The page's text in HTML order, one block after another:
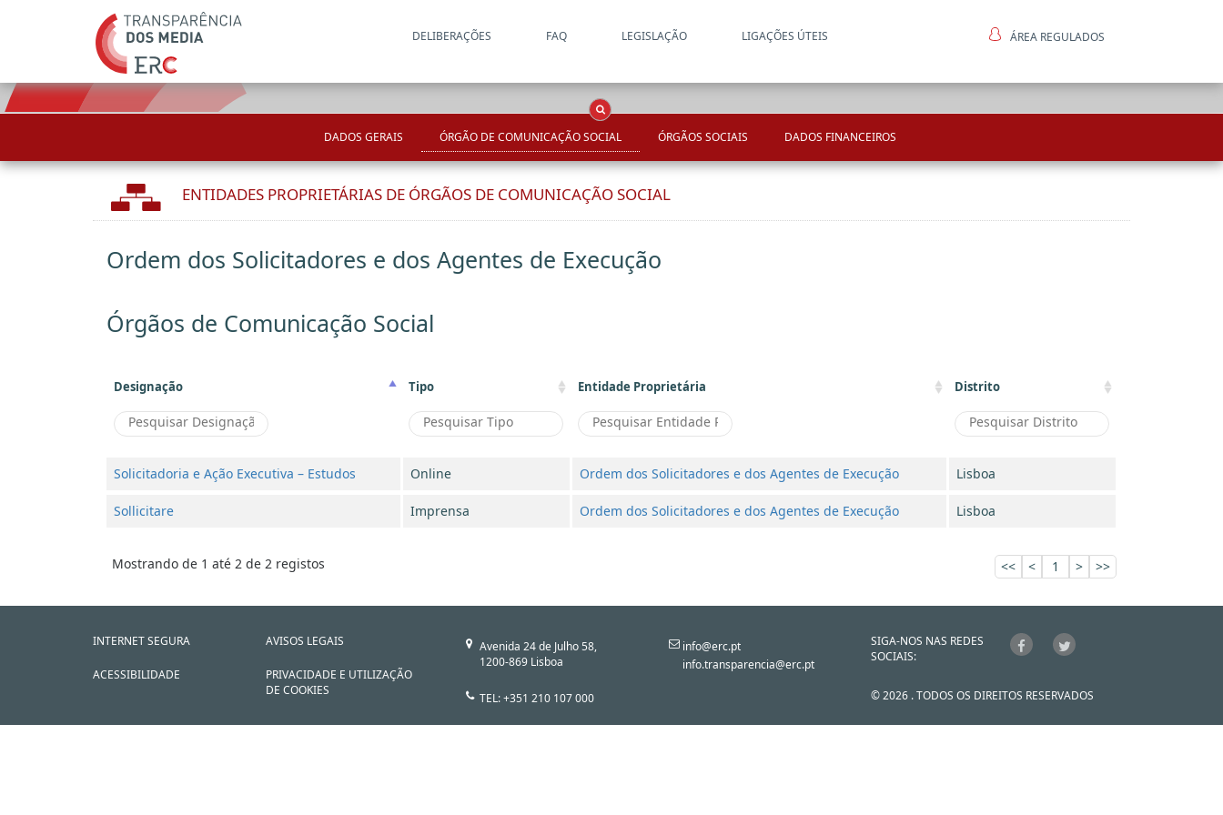
DELIBERAÇÕES FAQ LEGISLAÇÃO LIGAÇÕES ÚTEIS ÁREA REGULADOS
DADOS GERAIS ÓRGÃO DE COMUNICAÇÃO SOCIAL ÓRGÃOS SOCIAIS DADOS FINANCEIROS
ENTIDADES PROPRIETÁRIAS DE ÓRGÃOS DE COMUNICAÇÃO SOCIAL
Ordem dos Solicitadores e dos Agentes de Execução
Órgãos de Comunicação Social
Designação Tipo Entidade Proprietária Distrito
Solicitadoria e Ação Executiva – Estudos Online Ordem dos Solicitadores e dos Agentes de Execução Lisboa
Sollicitare Imprensa Ordem dos Solicitadores e dos Agentes de Execução Lisboa
Mostrando de 1 até 2 de 2 registos << < 1 > >>
INTERNET SEGURA
ACESSIBILIDADE
AVISOS LEGAIS
PRIVACIDADE E UTILIZAÇÃO
DE COOKIES
Avenida 24 de Julho 58,
1200-869 Lisboa
TEL: +351 210 107 000
info@erc.pt
info.transparencia@erc.pt
SIGA-NOS NAS REDES
SOCIAIS:
© 2026 . TODOS OS DIREITOS RESERVADOS